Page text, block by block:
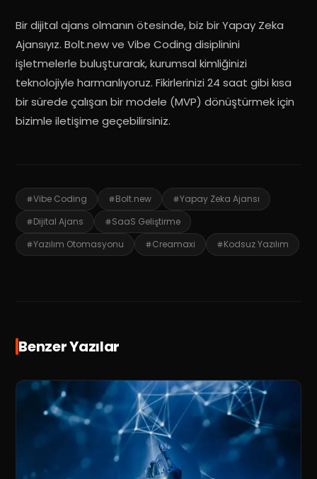
Bir dijital ajans olmanın ötesinde, biz bir Yapay Zeka
Ajansıyız. Bolt.new ve Vibe Coding disiplinini
işletmelerle buluşturarak, kurumsal kimliğinizi
teknolojiyle harmanlıyoruz. Fikirlerinizi 24 saat gibi kısa
bir sürede çalışan bir modele (MVP) dönüştürmek için
bizimle iletişime geçebilirsiniz.
Vibe Coding Bolt.new
Yapay Zeka Ajansı
Dijital Ajans
SaaS Geliştirme
Yazılım Otomasyonu
Creamaxi Kodsuz Yazılım
Benzer Yazılar